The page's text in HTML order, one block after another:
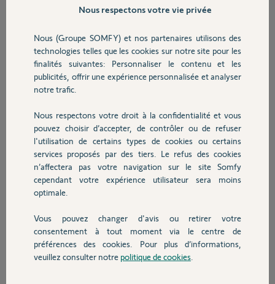
Sécurité
Domotique
Chauffage
Autres produits
Devis avec un pro
Contact
4 touches= on,off, activation À et activation B
garage qui a une motorisation axroll rts (utilisé avec une
télécommande keytis rts)
j'ai essayer de faire reconnaitre ma télécommande multifonction par
le boitier axroll mais celui ci ne la detectte pas
de garage ? et comment faire ?
puis je le faire via une application smart phone ?
merci d'avance
cordialement
il y a plus de 11 ans
Participer au fil de discussion
Réponses
Nous respectons votre vie privée
Nous (Groupe SOMFY) et nos partenaires utilisons des
technologies telles que les cookies sur notre site pour les
finalités suivantes: Personnaliser le contenu et les
publicités, offrir une expérience personnalisée et analyser
notre trafic.
Nous respectons votre droit à la confidentialité et vous
pouvez choisir d’accepter, de contrôler ou de refuser
l'utilisation de certains types de cookies ou certains
services proposés par des tiers. Le refus des cookies
n’affectera pas votre navigation sur le site Somfy
cependant votre expérience utilisateur sera moins
optimale.
Vous pouvez changer d'avis ou retirer votre
consentement à tout moment via le centre de
préférences des cookies. Pour plus d’informations,
veuillez consulter notre politique de cookies